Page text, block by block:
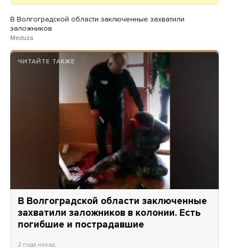
В Волгоградской области заключенные захватили
заложников
Meduza
ЧИТАЙТЕ ТАКЖЕ
В Волгоградской области заключенные
захватили заложников в колонии. Есть
погибшие и пострадавшие
2 года назад